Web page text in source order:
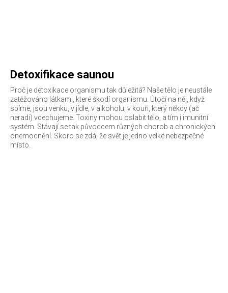
Detoxifikace saunou
Proč je detoxikace organismu tak důležitá? Naše tělo je neustále
zatěžováno látkami, které škodí organismu. Útočí na něj, když
spíme, jsou venku, v jídle, v alkoholu, v kouři, který někdy (ač
neradi) vdechujeme. Toxiny mohou oslabit tělo, a tím i imunitní
systém. Stávají se tak původcem různých chorob a chronických
onemocnění. Skoro se zdá, že svět je jedno velké nebezpečné
místo.